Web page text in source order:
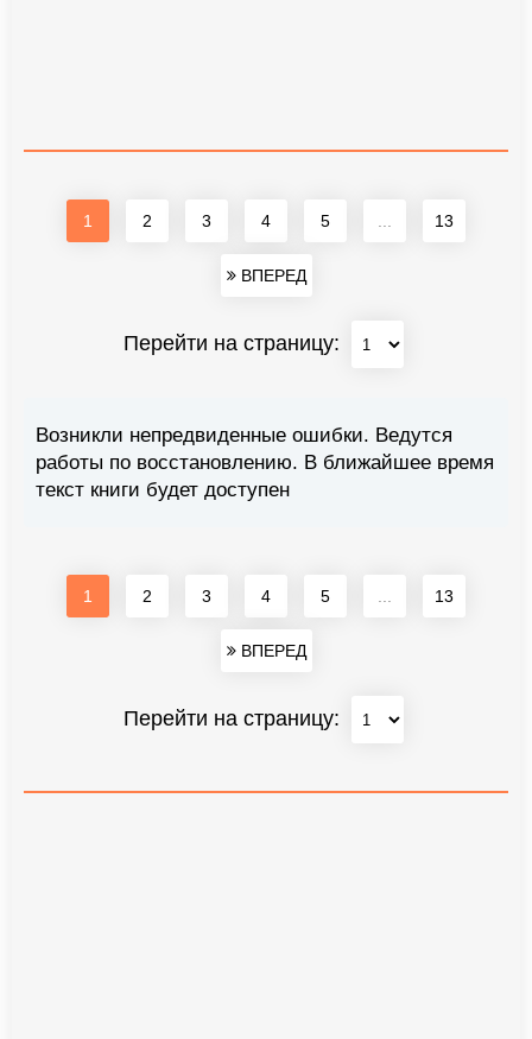
1 2 3 4 5 13
ВПЕРЕД
Перейти на страницу:
Возникли непредвиденные ошибки. Ведутся
работы по восстановлению. В ближайшее время
текст книги будет доступен
1 2 3 4 5 13
ВПЕРЕД
Перейти на страницу: